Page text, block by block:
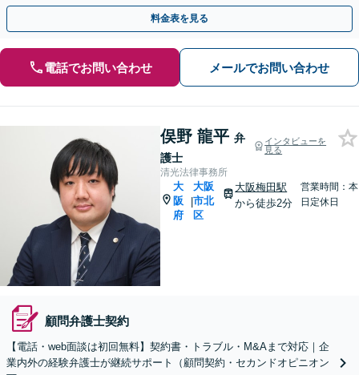
です【Zooｍ相談可】【完全個室】【大阪天満宮駅すぐ】
料金表を見る
電話でお問い合わせ メールでお問い合わせ
俣野 龍平 弁
護士
インタビューを
見る
清光法律事務所
大
阪
府
|
大阪
市北
区
大阪梅田駅
から徒歩2分
営業時間：本
日定休日
顧問弁護士契約
【電話・web面談は初回無料】契約書・トラブル・M&Aまで対応｜企
業内外の経験弁護士が継続サポート（顧問契約・セカンドオピニオン